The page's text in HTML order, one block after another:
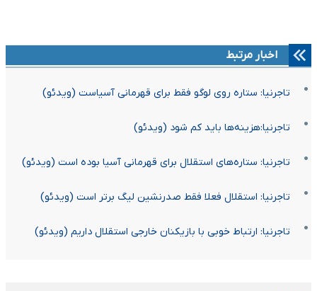
اخبار مرتبط
تاجرنیا: ستاره روی لوگو فقط برای قهرمانی آسیاست (ویدئو)
تاجرنیا:هزینه‌ها باید کم شود (ویدئو)
تاجرنیا: ستاره‌های استقلال برای قهرمانی آسیا بوده است (ویدئو)
تاجرنیا: استقلال فعلا فقط صدرنشین لیگ برتر است (ویدئو)
تاجرنیا: ارتباط خوبی با بازیکنان خارجی استقلال داریم (ویدئو)